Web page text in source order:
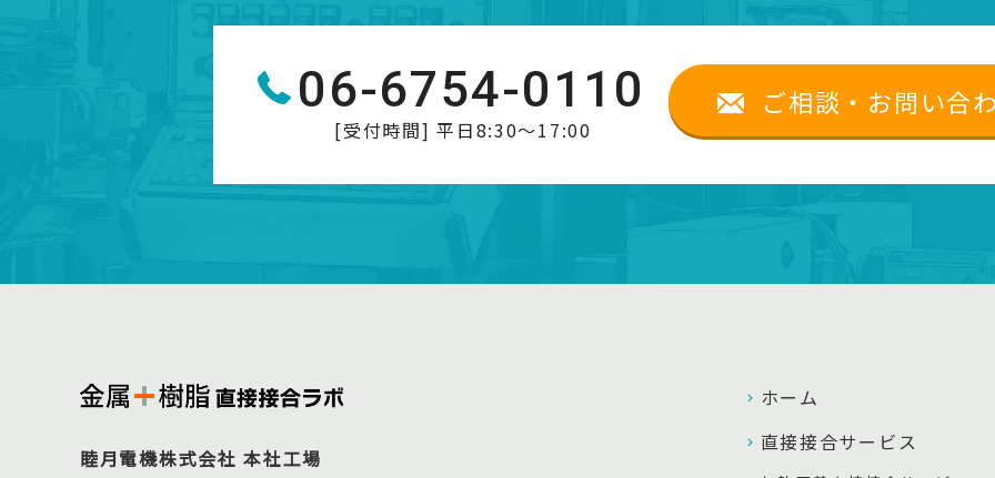
06-6754-0110
[受付時間] 平日8:30～17:00
ご相談・お問い合
睦月電機株式会社 本社工場
ホーム
直接接合サービス